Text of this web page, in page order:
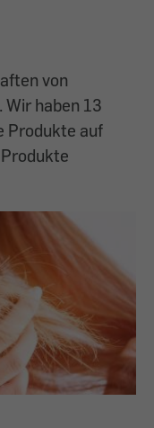
von
haben 13
Produkte auf